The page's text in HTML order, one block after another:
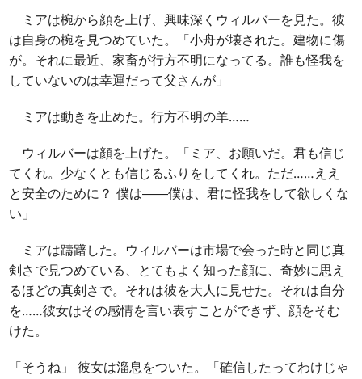
ミアは椀から顔を上げ、興味深くウィルバーを見た。彼
は自身の椀を見つめていた。「小舟が壊された。建物に傷
が。それに最近、家畜が行方不明になってる。誰も怪我を
していないのは幸運だって父さんが」
ミアは動きを止めた。行方不明の羊……
ウィルバーは顔を上げた。「ミア、お願いだ。君も信じ
てくれ。少なくとも信じるふりをしてくれ。ただ……ええ
と安全のために？ 僕は――僕は、君に怪我をして欲しくな
い」
ミアは躊躇した。ウィルバーは市場で会った時と同じ真
剣さで見つめている、とてもよく知った顔に、奇妙に思え
るほどの真剣さで。それは彼を大人に見せた。それは自分
を……彼女はその感情を言い表すことができず、顔をそむ
けた。
「そうね」 彼女は溜息をついた。「確信したってわけじゃ